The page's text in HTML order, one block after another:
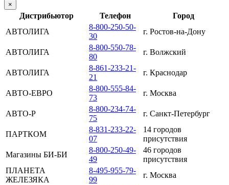
×
Дистрибьютор Телефон
Город
АВТОЛИГА
8-800-250-50-
30
г. Ростов-на-Дону
АВТОЛИГА
8-800-550-78-
80
г. Волжский
АВТОЛИГА
8-861-233-21-
21
г. Краснодар
АВТО-ЕВРО
8-800-555-84-
73
г. Москва
АВТО-Р
8-800-234-74-
75
г. Санкт-Петербург
ПАРТКОМ
8-831-233-22-
07
14 городов
присутствия
Магазины БИ-БИ
8-800-250-49-
49
46 городов
присутствия
ПЛАНЕТА
ЖЕЛЕЗЯКА
8-495-955-79-
99
г. Москва